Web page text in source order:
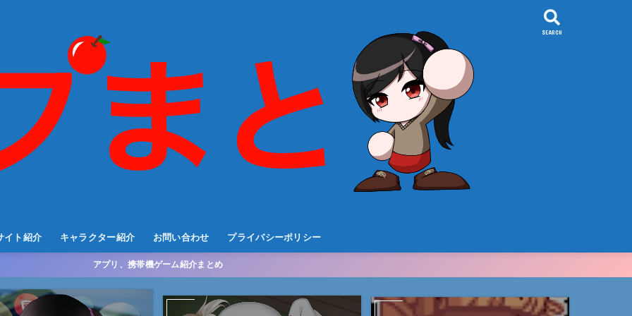
イト紹介 キャラクター紹介 お問い合わせ プライバシーポリシー
SEARCH
アプリ、携帯機ゲーム紹介まとめ